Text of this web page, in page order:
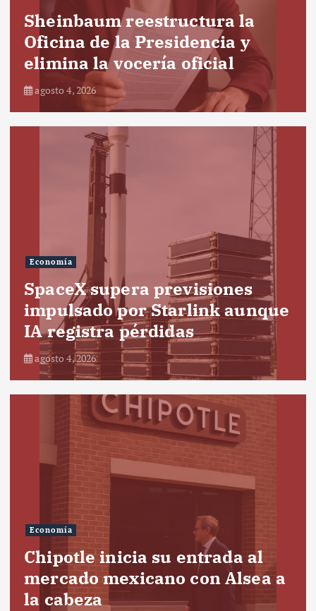
Sheinbaum reestructura la
Oficina de la Presidencia y
elimina la vocería oficial
agosto 4, 2026
Economía
SpaceX supera previsiones
impulsado por Starlink aunque
IA registra pérdidas
agosto 4, 2026
Economía
Chipotle inicia su entrada al
mercado mexicano con Alsea a
la cabeza